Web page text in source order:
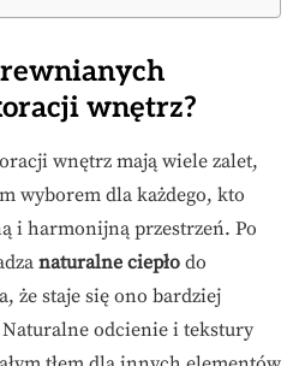
wnętrz?
wnętrz mają wiele zalet,
wyborem dla każdego, kto
i harmonijną przestrzeń. Po
naturalne ciepło do
że staje się ono bardziej
odcienie i tekstury